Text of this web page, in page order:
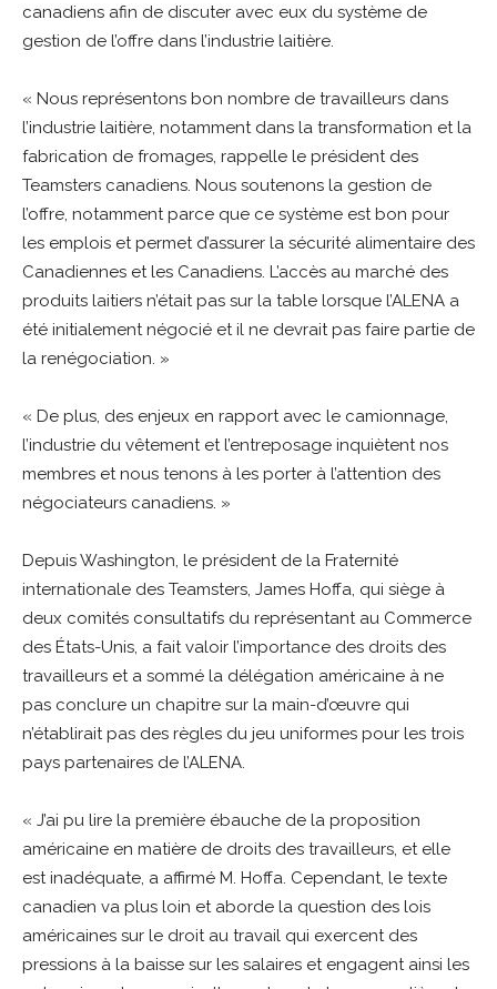
canadiens afin de discuter avec eux du système de
gestion de l’offre dans l’industrie laitière.
« Nous représentons bon nombre de travailleurs dans
l’industrie laitière, notamment dans la transformation et la
fabrication de fromages, rappelle le président des
Teamsters canadiens. Nous soutenons la gestion de
l’offre, notamment parce que ce système est bon pour
les emplois et permet d’assurer la sécurité alimentaire des
Canadiennes et les Canadiens. L’accès au marché des
produits laitiers n’était pas sur la table lorsque l’ALENA a
été initialement négocié et il ne devrait pas faire partie de
la renégociation. »
« De plus, des enjeux en rapport avec le camionnage,
l’industrie du vêtement et l’entreposage inquiètent nos
membres et nous tenons à les porter à l’attention des
négociateurs canadiens. »
Depuis Washington, le président de la Fraternité
internationale des Teamsters, James Hoffa, qui siège à
deux comités consultatifs du représentant au Commerce
des États-Unis, a fait valoir l’importance des droits des
travailleurs et a sommé la délégation américaine à ne
pas conclure un chapitre sur la main-d’œuvre qui
n’établirait pas des règles du jeu uniformes pour les trois
pays partenaires de l’ALENA.
« J’ai pu lire la première ébauche de la proposition
américaine en matière de droits des travailleurs, et elle
est inadéquate, a affirmé M. Hoffa. Cependant, le texte
canadien va plus loin et aborde la question des lois
américaines sur le droit au travail qui exercent des
pressions à la baisse sur les salaires et engagent ainsi les